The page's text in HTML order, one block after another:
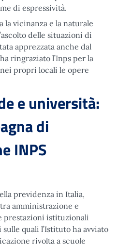
di espressività.
la vicinanza e la naturale
delle situazioni di
apprezzata anche dal
ringraziato l’Inps per la
propri locali le opere
e università:
di
INPS
previdenza in Italia,
amministrazione e
prestazioni istituzionali
sulle quali l’Istituto ha avviato
rivolta a scuole